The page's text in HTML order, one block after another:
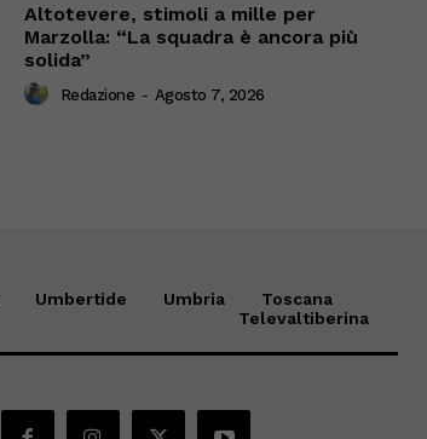
Altotevere, stimoli a mille per
Marzolla: “La squadra è ancora più
solida”
Redazione - Agosto 7, 2026
Umbertide Umbria
Toscana
Televaltiberina